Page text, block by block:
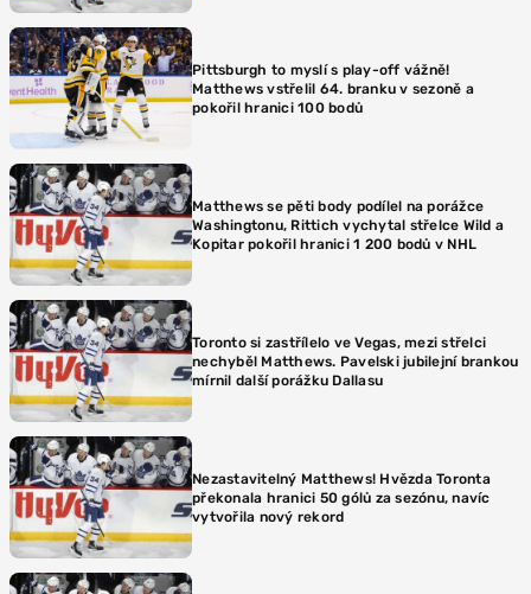
Pittsburgh to myslí s play-off vážně!
Matthews vstřelil 64. branku v sezoně a
pokořil hranici 100 bodů
Matthews se pěti body podílel na porážce
Washingtonu, Rittich vychytal střelce Wild a
Kopitar pokořil hranici 1 200 bodů v NHL
Toronto si zastřílelo ve Vegas, mezi střelci
nechyběl Matthews. Pavelski jubilejní brankou
mírnil další porážku Dallasu
Nezastavitelný Matthews! Hvězda Toronta
překonala hranici 50 gólů za sezónu, navíc
vytvořila nový rekord